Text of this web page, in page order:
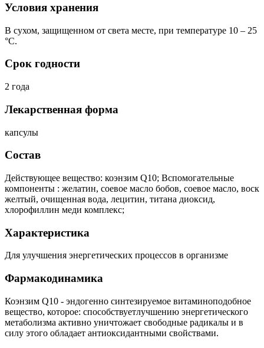
Условия хранения
В сухом, защищенном от света месте, при температуре 10 – 25
°C.
Срок годности
2 года
Лекарственная форма
капсулы
Состав
Действующее вещество: коэнзим Q10; Вспомогательные
компоненты : желатин, соевое масло бобов, соевое масло, воск
желтый, очищенная вода, лецитин, титана диоксид,
хлорофиллин меди комплекс;
Характеристика
Для улучшения энергетических процессов в организме
Фармакодинамика
Коэнзим Q10 - эндогенно синтезируемое витаминоподобное
вещество, которое: способствуетлучшению энергетического
метаболизма активно уничтожает свободные радикалы и в
силу этого обладает антиоксидантными свойствами.